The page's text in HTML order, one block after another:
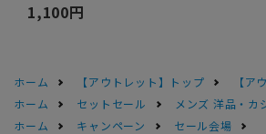
1,100円
ホーム 【アウトレット】トップ 【ア
ホーム
セットセール
メンズ 洋品・カ
ホーム
キャンペーン セール会場